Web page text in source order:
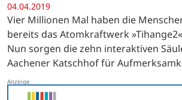
04.04.2019
Vier Millionen Mal haben die
bereits das Atomkraftwerk
Nun sorgen die zehn interaktiven
Aachener Katschhof für